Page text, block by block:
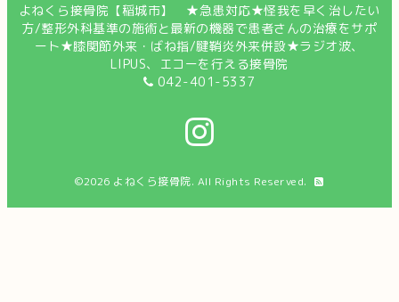
よねくら接骨院【稲城市】 ★急患対応★怪我を早く治したい
方/整形外科基準の施術と最新の機器で患者さんの治療をサポ
ート★膝関節外来・ばね指/腱鞘炎外来併設★ラジオ波、
LIPUS、エコーを行える接骨院
042-401-5337
©2026 よねくら接骨院. All Rights Reserved.